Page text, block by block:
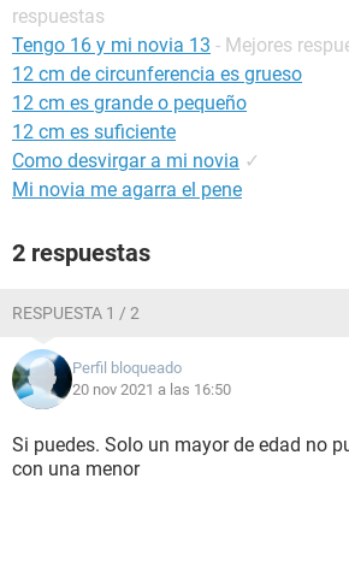
respuestas
Tengo 16 y mi novia 13 - Mejores
12 cm de circunferencia es grueso
12 cm es grande o pequeño
12 cm es suficiente
Como desvirgar a mi novia ✓
Mi novia me agarra el pene
2 respuestas
RESPUESTA 1 / 2
Perfil bloqueado
20 nov 2021 a las 16:50
Si puedes. Solo un mayor de edad no
con una menor